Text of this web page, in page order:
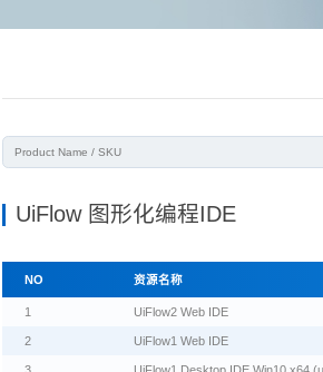
UiFlow 图形化编程IDE
NO 资源名称
1 UiFlow2 Web IDE
2 UiFlow1 Web IDE